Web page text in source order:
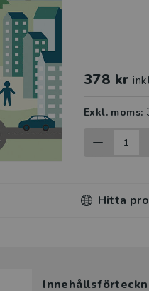
378 kr
Exkl. moms:
Hitta